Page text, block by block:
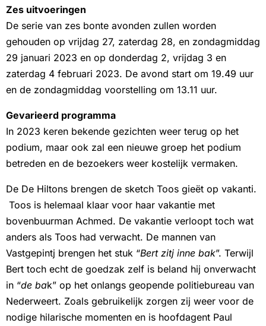
Zes uitvoeringen
De serie van zes bonte avonden zullen worden
gehouden op vrijdag 27, zaterdag 28, en zondagmiddag
29 januari 2023 en op donderdag 2, vrijdag 3 en
zaterdag 4 februari 2023. De avond start om 19.49 uur
en de zondagmiddag voorstelling om 13.11 uur.
Gevarieerd programma
In 2023 keren bekende gezichten weer terug op het
podium, maar ook zal een nieuwe groep het podium
betreden en de bezoekers weer kostelijk vermaken.
De De Hiltons brengen de sketch Toos gieët op vakanti.
Toos is helemaal klaar voor haar vakantie met
bovenbuurman Achmed. De vakantie verloopt toch wat
anders als Toos had verwacht. De mannen van
Vastgepintj brengen het stuk “Bert zitj inne bak”. Terwijl
Bert toch echt de goedzak zelf is beland hij onverwacht
in “de bak” op het onlangs geopende politiebureau van
Nederweert. Zoals gebruikelijk zorgen zij weer voor de
nodige hilarische momenten en is hoofdagent Paul